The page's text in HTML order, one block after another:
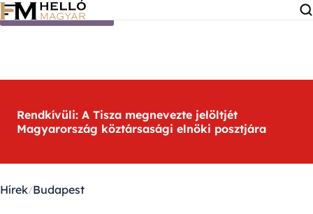
Ugrás a tartalomra
Rendkívüli: A Tisza megnevezte jelöltjét
Magyarország köztársasági elnöki posztjára
Hírek Budapest